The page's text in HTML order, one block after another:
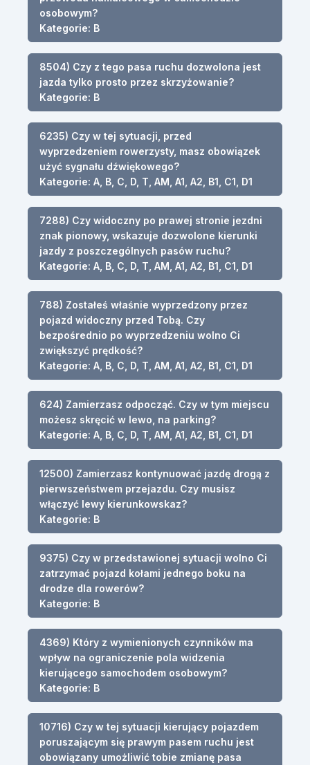
osobowym?
Kategorie: B
8504) Czy z tego pasa ruchu dozwolona jest
jazda tylko prosto przez skrzyżowanie?
Kategorie: B
6235) Czy w tej sytuacji, przed
wyprzedzeniem rowerzysty, masz obowiązek
użyć sygnału dźwiękowego?
Kategorie: A, B, C, D, T, AM, A1, A2, B1, C1, D1
7288) Czy widoczny po prawej stronie jezdni
znak pionowy, wskazuje dozwolone kierunki
jazdy z poszczególnych pasów ruchu?
Kategorie: A, B, C, D, T, AM, A1, A2, B1, C1, D1
788) Zostałeś właśnie wyprzedzony przez
pojazd widoczny przed Tobą. Czy
bezpośrednio po wyprzedzeniu wolno Ci
zwiększyć prędkość?
Kategorie: A, B, C, D, T, AM, A1, A2, B1, C1, D1
624) Zamierzasz odpocząć. Czy w tym miejscu
możesz skręcić w lewo, na parking?
Kategorie: A, B, C, D, T, AM, A1, A2, B1, C1, D1
12500) Zamierzasz kontynuować jazdę drogą z
pierwszeństwem przejazdu. Czy musisz
włączyć lewy kierunkowskaz?
Kategorie: B
9375) Czy w przedstawionej sytuacji wolno Ci
zatrzymać pojazd kołami jednego boku na
drodze dla rowerów?
Kategorie: B
4369) Który z wymienionych czynników ma
wpływ na ograniczenie pola widzenia
kierującego samochodem osobowym?
Kategorie: B
10716) Czy w tej sytuacji kierujący pojazdem
poruszającym się prawym pasem ruchu jest
obowiązany umożliwić tobie zmianę pasa